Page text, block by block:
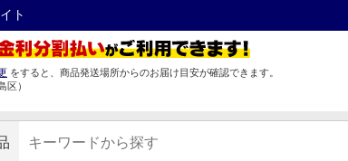
ト
をすると、商品発送場所からのお届け目安が確認できます。
区）